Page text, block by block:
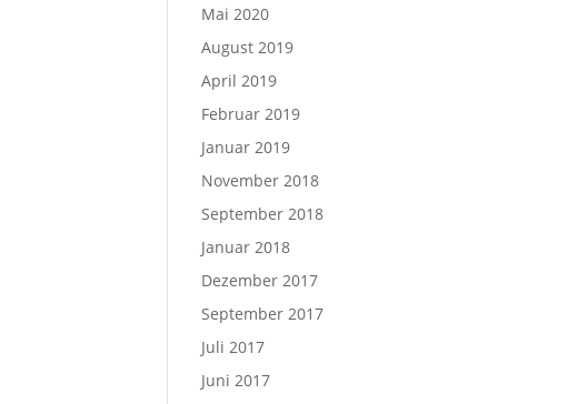
Mai 2020
August 2019
April 2019
Februar 2019
Januar 2019
November 2018
September 2018
Januar 2018
Dezember 2017
September 2017
Juli 2017
Juni 2017